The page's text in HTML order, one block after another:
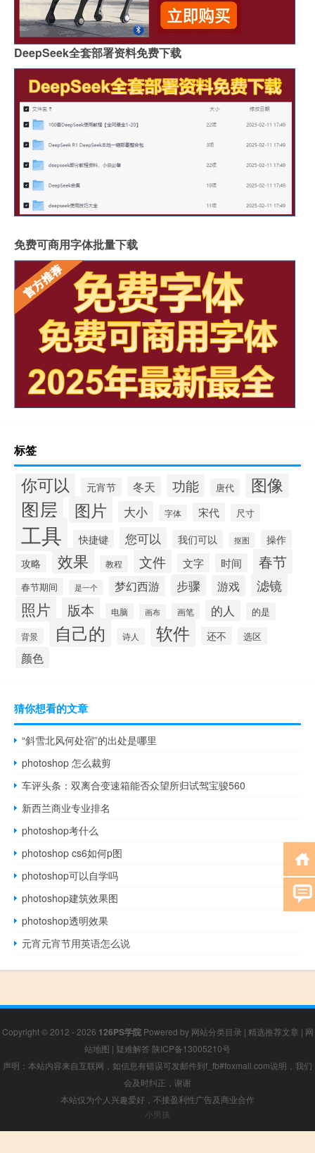
DeepSeek全套部署资料免费下载
免费可商用字体批量下载
标签
你可以 元宵节 冬天 功能 唐代 图像
图层 图片 大小 字体 宋代 尺寸
工具 快捷键 您可以 我们可以 抠图
操作
攻略
效果 教程 文件 文字 时间 春节
春节期间 是一个 梦幻西游 步骤 游戏 滤镜
照片 版本 电脑 画布 画笔 的人 的是
背景 自己的 诗人 软件 还不 选区
颜色
猜你想看的文章
“斜雪北风何处宿”的出处是哪里
photoshop 怎么裁剪
车评头条：双离合变速箱能否众望所归试驾宝骏560
新西兰商业专业排名
photoshop考什么
photoshop cs6如何p图
photoshop可以自学吗
photoshop建筑效果图
photoshop透明效果
元宵元宵节用英语怎么说
Copyright © 2012 - 2026 126PS学院Powered by 网站分类目录 | 精选推荐文章 | 网
站地图 | 疑难解答 陕ICP备13005210号
声明：本站内容来自互联网，如信息有错误可发邮件到f_fb#foxmail.com说明，我们
会及时纠正，谢谢
本站仅为个人兴趣爱好，不接盈利性广告及商业合作
小男孩